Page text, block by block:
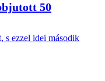
50
s ezzel idei második